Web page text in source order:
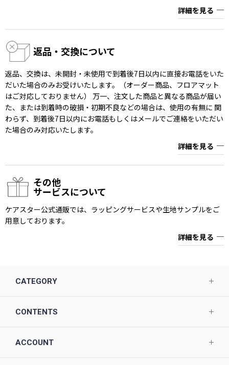
詳細を見る
返品・交換について
返品、交換は、未開封・未使用で到着後7日以内に直接お電話をいた
だいた場合のみお受けいたします。（オーダー商品、フロアマット
はご対応しておりません） 万一、注文した商品と異なる商品が届い
た、または到着時の破損・初期不良などの場合は、使用の有無に 関
わらず、到着後7日以内にお電話もしくはメールでご連絡をいただい
た場合のみ対応いたします。
詳細を見る
その他
サービスについて
ケアスター公式通販では、ラッピングサービスや生地サンプルをご
用意しております。
詳細を見る
CATEGORY
CONTENTS
ACCOUNT